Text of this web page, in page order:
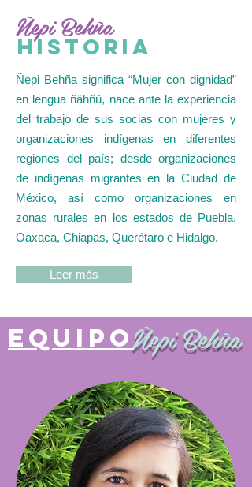
Ñepi Behña
HISTORIA
Ñepi Behña significa “Mujer con dignidad”
en lengua ñähñú, nace ante la experiencia
del trabajo de sus socias con mujeres y
organizaciones indígenas en diferentes
regiones del país; desde organizaciones
de indígenas migrantes en la Ciudad de
México, así como organizaciones en
zonas rurales en los estados de Puebla,
Oaxaca, Chiapas, Querétaro e Hidalgo.
Leer más
NTO
INSTITUCIONA
L
EQUIPOÑepi Behña